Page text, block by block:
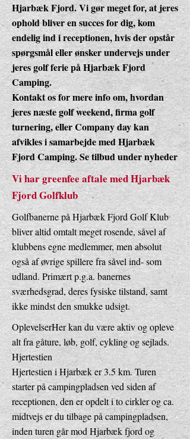
Hjarbæk Fjord. Vi gør meget for, at jeres
ophold bliver en succes for dig, kom
endelig ind i receptionen, hvis der opstår
spørgsmål eller ønsker undervejs under
jeres golf ferie på Hjarbæk Fjord
Camping.
Kontakt os for mere info om, hvordan
jeres næste golf weekend, firma golf
turnering, eller Company day kan
afvikles i samarbejde med Hjarbæk
Fjord Camping. Se tilbud under nyheder
Vi har greenfee aftale med Hjarbæk
Fjord Golfklub
Golfbanerne på Hjarbæk Fjord Golf Klub
bliver altid omtalt meget rosende, såvel af
klubbens egne medlemmer, men absolut
også af øvrige spillere fra såvel ind- som
udland. Primært p.g.a. banernes
sværhedsgrad, deres fysiske tilstand, samt
ikke mindst den smukke udsigt.
OplevelserHer kan du være aktiv og opleve
alt fra gåture, løb, golf, cykling og sejlads.
Hjertestien
Hjertestien i Hjarbæk er 3.5 km. Turen
starter på campingpladsen ved siden af
receptionen, den er opdelt i to cirkler og ca.
midtvejs er du tilbage på campingpladsen,
inden turen går mod Hjarbæk fjord og